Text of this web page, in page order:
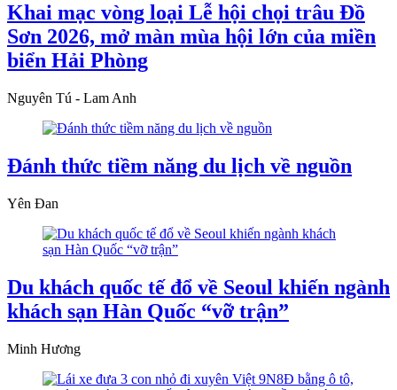
Khai mạc vòng loại Lễ hội chọi trâu Đồ
Sơn 2026, mở màn mùa hội lớn của miền
biển Hải Phòng
Nguyên Tú - Lam Anh
Đánh thức tiềm năng du lịch về nguồn
Yên Đan
Du khách quốc tế đổ về Seoul khiến ngành
khách sạn Hàn Quốc “vỡ trận”
Minh Hương